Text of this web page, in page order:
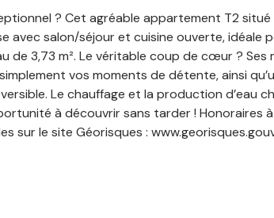
? Cet agréable appartement T2
avec salon/séjour et cuisine ouverte,
de 3,73 m². Le véritable coup de cœur ?
vos moments de détente, ainsi
Le chauffage et la production d’eau
à découvrir sans tarder ! Honoraires
sur le site Géorisques :